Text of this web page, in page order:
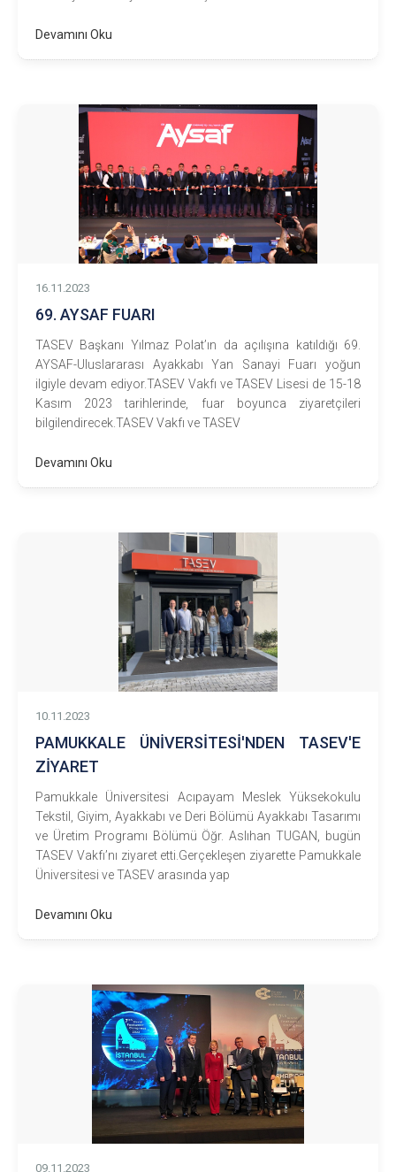
Devamını Oku
16.11.2023
69. AYSAF FUARI
TASEV Başkanı Yılmaz Polat’ın da açılışına katıldığı 69.
AYSAF-Uluslararası Ayakkabı Yan Sanayi Fuarı yoğun
ilgiyle devam ediyor.TASEV Vakfı ve TASEV Lisesi de 15-18
Kasım 2023 tarihlerinde, fuar boyunca ziyaretçileri
bilgilendirecek.TASEV Vakfı ve TASEV
Devamını Oku
10.11.2023
PAMUKKALE ÜNİVERSİTESİ'NDEN TASEV'E
ZİYARET
Pamukkale Üniversitesi Acıpayam Meslek Yüksekokulu
Tekstil, Giyim, Ayakkabı ve Deri Bölümü Ayakkabı Tasarımı
ve Üretim Programı Bölümü Öğr. Aslıhan TUGAN, bugün
TASEV Vakfı’nı ziyaret etti.Gerçekleşen ziyarette Pamukkale
Üniversitesi ve TASEV arasında yap
Devamını Oku
09.11.2023